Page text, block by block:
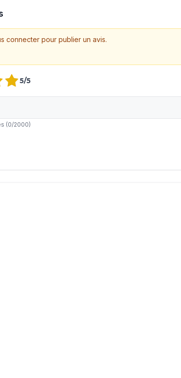
connecter pour publier un avis.
5/5
(0/2000)